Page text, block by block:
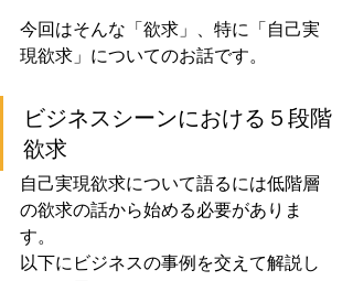
今回はそんな「欲求」、特に「自己実
現欲求」についてのお話です。
ビジネスシーンにおける５段階
欲求
自己実現欲求について語るには低階層
の欲求の話から始める必要がありま
す。
以下にビジネスの事例を交えて解説し